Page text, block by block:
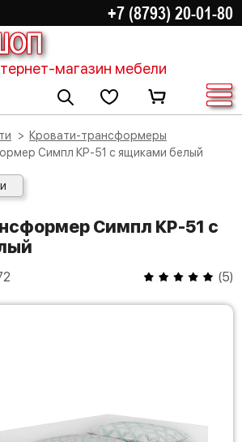
+7 (8793) 20-01-80
магазин мебели
Кровати-трансформеры
Симпл КР-51 с ящиками белый
(5)